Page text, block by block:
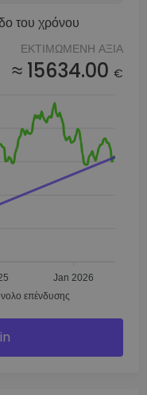
του χρόνου
ΕΚΤΙΜΏΜΕΝΗ ΑΞΊΑ
≈ 15634.00 €
Jan 2026
επένδυσης